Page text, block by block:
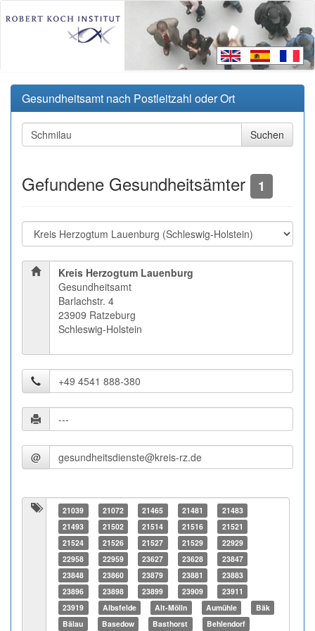
Gesundheitsamt nach Postleitzahl oder Ort
Gefundene Gesundheitsämter 1
Kreis Herzogtum Lauenburg
Gesundheitsamt
Barlachstr. 4
23909 Ratzeburg
Schleswig-Holstein
@
21039 21072 21465 21481
21483
21493
21502 21514 21516
21521
21524
21526 21527 21529
22929
22958
22959 23627 23628
23847
23848
23860 23879 23881
23883
23896
23898 23899 23909
23911
23919
Albsfelde Alt-Mölln Aumühle
Bäk
Bälau
Basedow Basthorst Behlendorf